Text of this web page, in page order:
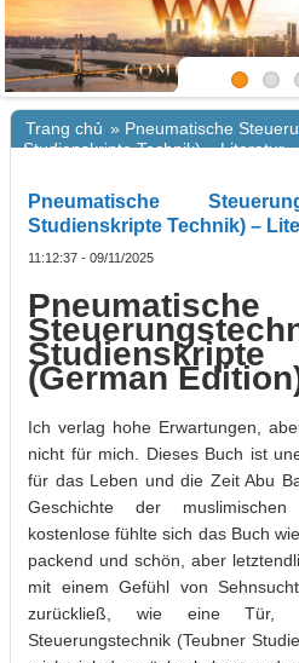
Trang chủ » Pneumatische
Studienskripte Technik) – Literatur
Pneumatische
Studienskripte Technik) –
11:12:37 - 09/11/2025
Pneumatische
(German
Ich verlag hohe Erwartungen,
nicht für mich. Dieses Buch ist
für das Leben und die Zeit Abu
Geschichte der
kostenlose fühlte sich das Buch
packend und schön, aber
mit einem Gefühl von
zurückließ, wie eine Tür,
Steuerungstechnik (Teubner